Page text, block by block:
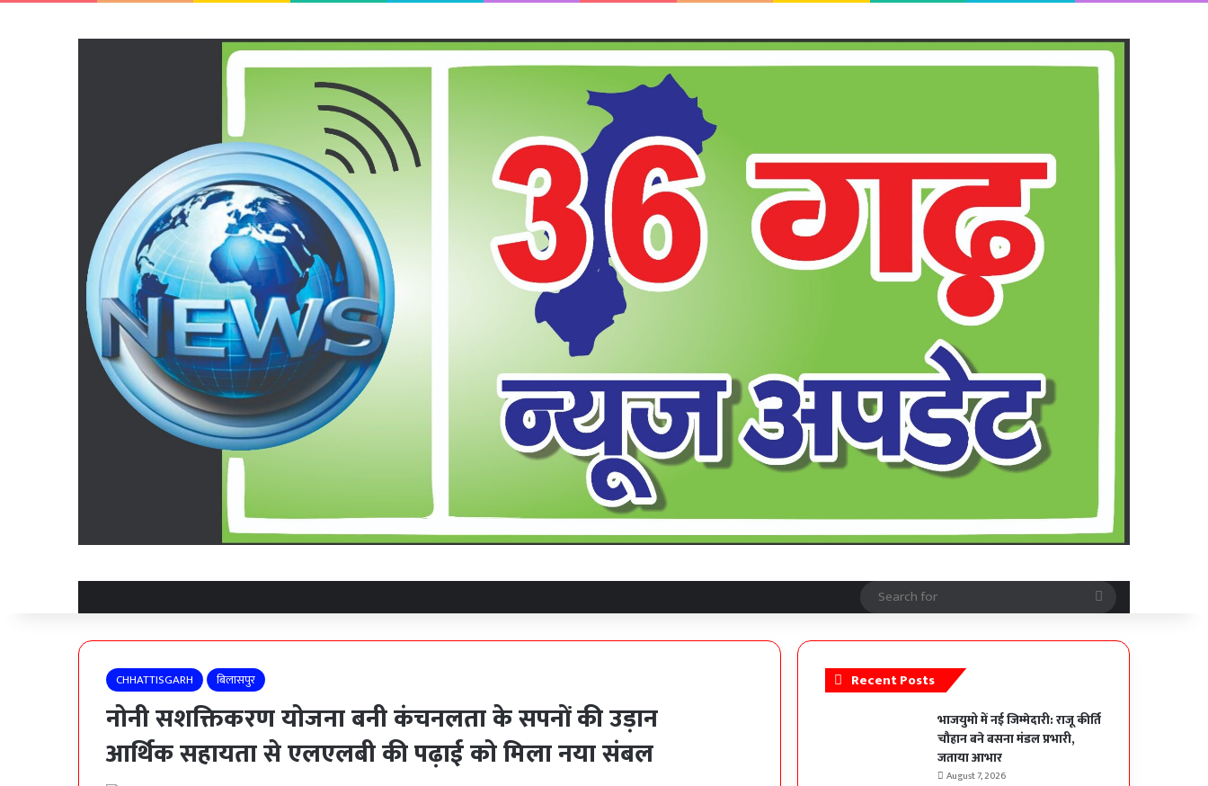
Search
CHHATTISGARH बिलासपुर
नोनी सशक्तिकरण योजना बनी कंचनलता के सपनों की उड़ान
आर्थिक सहायता से एलएलबी की पढ़ाई को मिला नया संबल
Recent Posts
भाजयुमो में नई जिम्मेदारी: राजू कीर्ति
चौहान बने बसना मंडल प्रभारी,
जताया आभार
August 7, 2026